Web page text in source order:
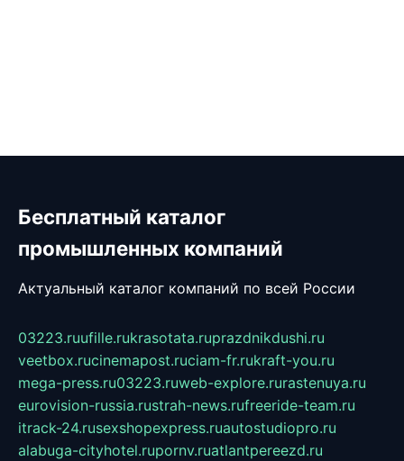
Бесплатный каталог
промышленных компаний
Актуальный каталог компаний по всей России
03223.ruufille.rukrasotata.ruprazdnikdushi.ru
veetbox.rucinemapost.ruciam-fr.rukraft-you.ru
mega-press.ru03223.ruweb-explore.rurastenuya.ru
eurovision-russia.rustrah-news.rufreeride-team.ru
itrack-24.rusexshopexpress.ruautostudiopro.ru
alabuga-cityhotel.rupornv.ruatlantpereezd.ru